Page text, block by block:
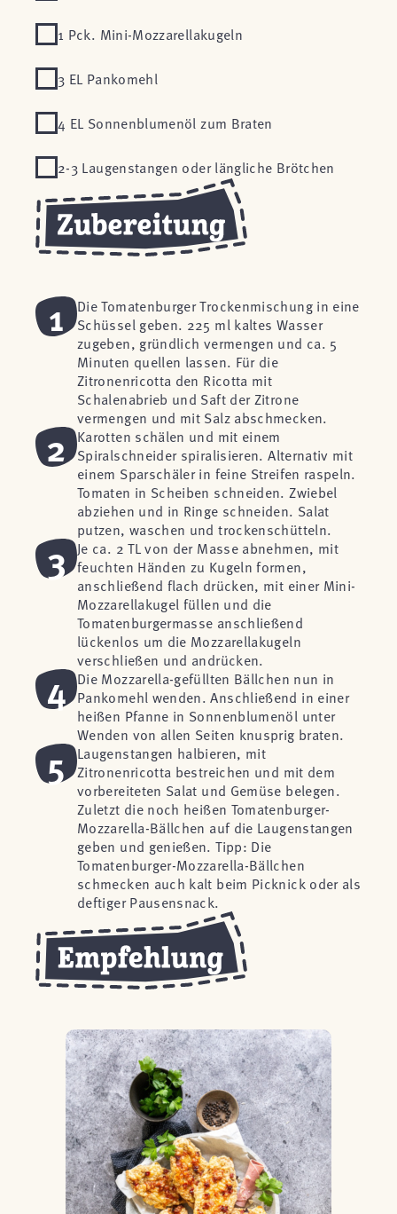
1 Pck. Mini-Mozzarellakugeln
3 EL Pankomehl
4 EL Sonnenblumenöl zum Braten
2-3 Laugenstangen oder längliche Brötchen
1
Die Tomatenburger Trockenmischung in eine
Schüssel geben. 225 ml kaltes Wasser
zugeben, gründlich vermengen und ca. 5
Minuten quellen lassen. Für die
Zitronenricotta den Ricotta mit
Schalenabrieb und Saft der Zitrone
vermengen und mit Salz abschmecken.
2
Karotten schälen und mit einem
Spiralschneider spiralisieren. Alternativ mit
einem Sparschäler in feine Streifen raspeln.
Tomaten in Scheiben schneiden. Zwiebel
abziehen und in Ringe schneiden. Salat
putzen, waschen und trockenschütteln.
3
Je ca. 2 TL von der Masse abnehmen, mit
feuchten Händen zu Kugeln formen,
anschließend flach drücken, mit einer Mini-
Mozzarellakugel füllen und die
Tomatenburgermasse anschließend
lückenlos um die Mozzarellakugeln
verschließen und andrücken.
4
Die Mozzarella-gefüllten Bällchen nun in
Pankomehl wenden. Anschließend in einer
heißen Pfanne in Sonnenblumenöl unter
Wenden von allen Seiten knusprig braten.
5
Laugenstangen halbieren, mit
Zitronenricotta bestreichen und mit dem
vorbereiteten Salat und Gemüse belegen.
Zuletzt die noch heißen Tomatenburger-
Mozzarella-Bällchen auf die Laugenstangen
geben und genießen. Tipp: Die
Tomatenburger-Mozzarella-Bällchen
schmecken auch kalt beim Picknick oder als
deftiger Pausensnack.